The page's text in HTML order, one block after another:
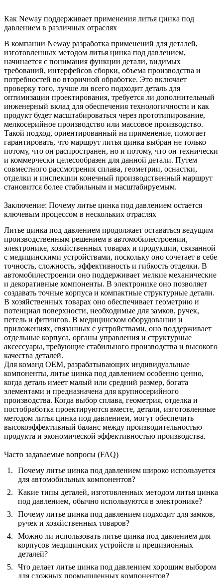
Как Neway поддерживает применения литья цинка под
давлением в различных отраслях
В компании Neway разработка применений для деталей,
изготовленных методом литья цинка под давлением,
начинается с понимания функции детали, видимых
требований, интерфейсов сборки, объема производства и
потребностей во вторичной обработке. Это включает
проверку того, лучше ли всего подходит деталь для
оптимизации проектирования, требуется ли дополнительный
инженерный вклад для обеспечения технологичности и как
продукт будет масштабироваться через прототипирование,
мелкосерийное производство или массовое производство.
Такой подход, ориентированный на применение, помогает
гарантировать, что маршрут литья цинка выбран не только
потому, что он распространен, но и потому, что он технически
и коммерчески целесообразен для данной детали. Путем
совместного рассмотрения сплава, геометрии, оснастки,
отделки и инспекции конечный производственный маршрут
становится более стабильным и масштабируемым.
Заключение: Почему литье цинка под давлением остается
ключевым процессом в нескольких отраслях
Литье цинка под давлением продолжает оставаться ведущим
производственным решением в автомобилестроении,
электронике, хозяйственных товарах и продукции, связанной
с медицинскими устройствами, поскольку оно сочетает в себе
точность, сложность, эффективность и гибкость отделки. В
автомобилестроении оно поддерживает мелкие механические
и декоративные компоненты. В электронике оно позволяет
создавать точные корпуса и компактные структурные детали.
В хозяйственных товарах оно обеспечивает геометрию и
потенциал поверхности, необходимые для замков, ручек,
петель и фитингов. В медицинском оборудовании и
приложениях, связанных с устройствами, оно поддерживает
отдельные корпуса, органы управления и структурные
аксессуары, требующие стабильного производства и высокого
качества деталей.
Для команд OEM, разрабатывающих индивидуальные
компоненты, литье цинка под давлением особенно ценно,
когда деталь имеет малый или средний размер, богата
элементами и предназначена для крупносерийного
производства. Когда выбор сплава, геометрия, отделка и
постобработка проектируются вместе, детали, изготовленные
методом литья цинка под давлением, могут обеспечить
высокоэффективный баланс между производительностью
продукта и экономической эффективностью производства.
Часто задаваемые вопросы (FAQ)
Почему литье цинка под давлением широко используется
для автомобильных компонентов?
Какие типы деталей, изготовленных методом литья цинка
под давлением, обычно используются в электронике?
Почему литье цинка под давлением подходит для замков,
ручек и хозяйственных товаров?
Можно ли использовать литье цинка под давлением для
корпусов медицинских устройств и прецизионных
деталей?
Что делает литье цинка под давлением хорошим выбором
для сложных промышленных компонентов?